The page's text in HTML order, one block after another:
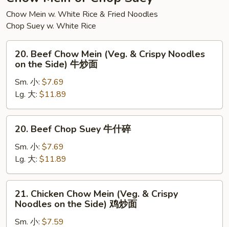
素
菜
豆
腐
Chow Mein w. White Rice & Fried Noodles
Chop Suey w. White Rice
Beef
Chow
Mein
(Veg.
&
Crispy
Noodles
the
牛
20. Beef Chow Mein (Veg. & Crispy Noodles
on the Side) 牛炒面
Sm. 小: $7.69
Lg. 大: $11.89
Beef
Chop
Suey
牛
什
20. Beef Chop Suey 牛什碎
Sm. 小: $7.69
Lg. 大: $11.89
Chicken
Chow
Mein
21. Chicken Chow Mein (Veg. & Crispy
Noodles on the Side) 鸡炒面
Sm. 小: $7.59